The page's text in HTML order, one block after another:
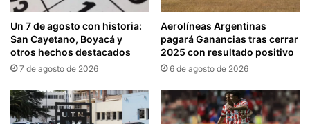
Un 7 de agosto con historia:
San Cayetano, Boyacá y
otros hechos destacados
7 de agosto de 2026
Aerolíneas Argentinas
pagará Ganancias tras cerrar
2025 con resultado positivo
6 de agosto de 2026